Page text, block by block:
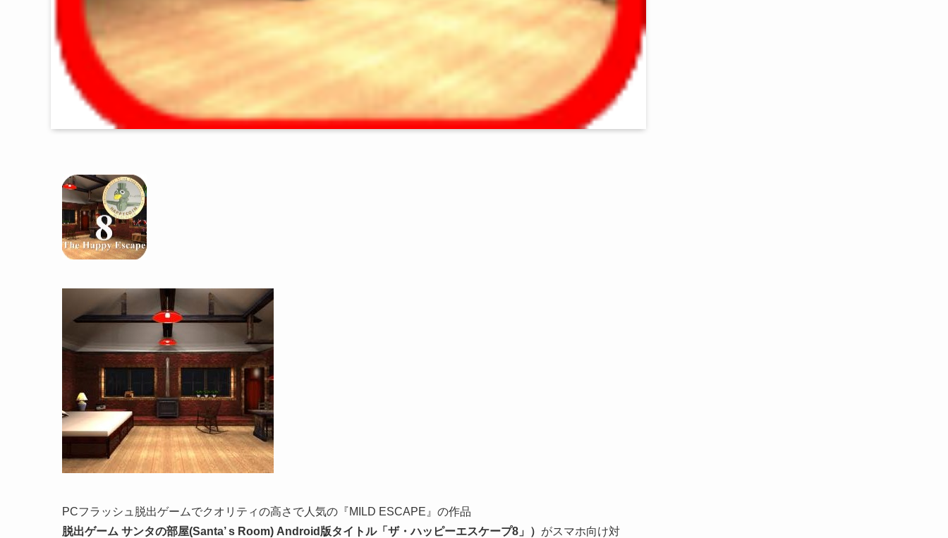
PCフラッシュ脱出ゲームでクオリティの高さで人気の『MILD ESCAPE』の作品
脱出ゲーム サンタの部屋(Santa’ s Room) Android版タイトル「ザ・ハッピーエスケープ8」） がスマホ向け対